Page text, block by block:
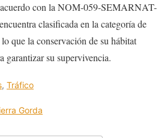
con la NOM-059-SEMARNAT-
clasificada en la categoría de
que la conservación de su hábitat
garantizar su supervivencia.
, Tráfico
Gorda